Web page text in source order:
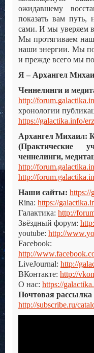
ожидавшему
показать вам
сами. И мы уверяем
Мы протягиваем
наши энергии. Мы
и прежде всего мы
Я – Архангел
Ченнелинги и
http://
хронологии
https://galactika.info/
Архангел Михаил:
(Практические
ченнелинги,
http://
http://
Наши сайты: https://
Rina: https://
Галактика: http://
Звёздный форум:
youtube: http://
Facebook:
http://
LiveJournal: http://
ВКонтакте: http://
О нас: https://
Почтовая рассылка
http://subscribe.ru/